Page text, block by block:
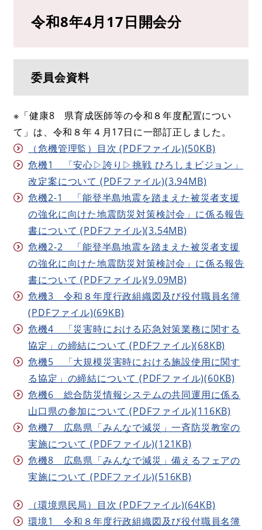
令和8年4月17日開会分
委員会資料
※「健康8 県育成医師等の令和８年度配置につい
て」は、令和８年４月17日に一部訂正しました。​
（危機管理監）目次 (PDFファイル)(50KB)
危機1 「安心▷誇り▷挑戦 ひろしまビジョン」
改定案について (PDFファイル)(3.94MB)
危機2-1 「能登半島地震を踏まえた被災者支援
の強化に向けた地震防災対策検討会」に係る報告
書について (PDFファイル)(3.54MB)
危機2-2 「能登半島地震を踏まえた被災者支援
の強化に向けた地震防災対策検討会」に係る報告
書について (PDFファイル)(9.09MB)
危機3 令和８年度行政組織図及び役付職員名簿
(PDFファイル)(69KB)
危機4 「災害時における応急対策業務に関する
協定」の締結について (PDFファイル)(68KB)
危機5 「大規模災害時における施設使用に関す
る協定」の締結について (PDFファイル)(60KB)
危機6 総合防災情報システムの共同運用に係る
山口県の参加について (PDFファイル)(116KB)
危機7 広島県「みんなで減災」一斉防災教室の
実施について (PDFファイル)(121KB)
危機8 広島県「みんなで減災」備えるフェアの
実施について (PDFファイル)(516KB)
（環境県民局）目次 (PDFファイル)(64KB)
環境1 令和８年度行政組織図及び役付職員名簿